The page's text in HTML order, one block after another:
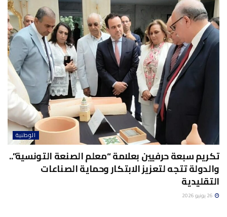
الوطنية
تكريم سبعة حرفيين بعلامة “معلم الصنعة التونسية”..
والدولة تتجه لتعزيز الابتكار وحماية الصناعات
التقليدية